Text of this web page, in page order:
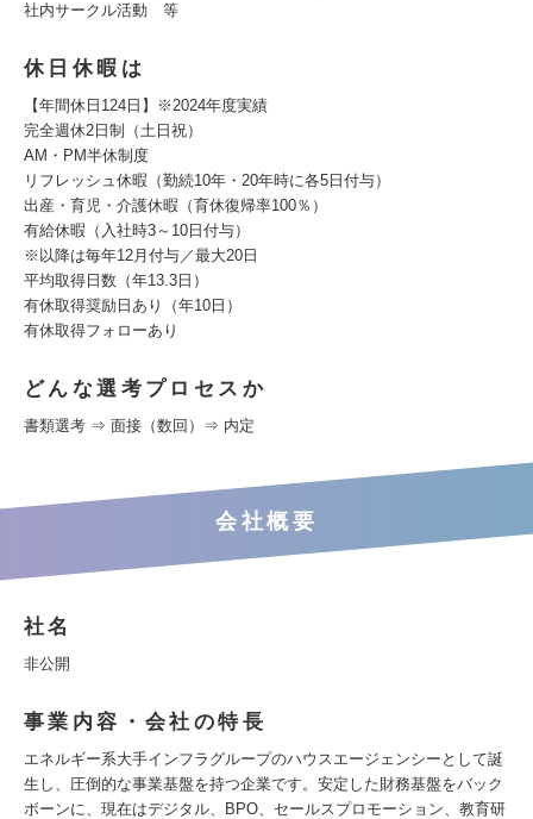
社内サークル活動 等
休日休暇は
【年間休⽇124⽇】※2024年度実績
完全週休2⽇制（土⽇祝）
AM・PM半休制度
リフレッシュ休暇（勤続10年・20年時に各5⽇付与）
出産・育児・介護休暇（育休復帰率100％）
有給休暇（入社時3～10⽇付与）
※以降は毎年12月付与／最大20⽇
平均取得⽇数（年13.3⽇）
有休取得奨励⽇あり（年10⽇）
有休取得フォローあり
どんな選考プロセスか
書類選考 ⇒ 面接（数回）⇒ 内定
会社概要
社名
非公開
事業内容・会社の特長
エネルギー系大手インフラグループのハウスエージェンシーとして誕
生し、圧倒的な事業基盤を持つ企業です。安定した財務基盤をバック
ボーンに、現在はデジタル、BPO、セールスプロモーション、教育研